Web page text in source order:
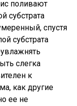
поливают
субстрата
спустя
субстрата
слегка
к
как другие
ее не